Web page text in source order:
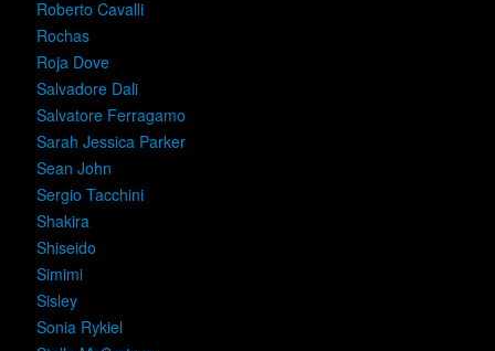
Roberto Cavalli
Rochas
Roja Dove
Salvadore Dali
Salvatore Ferragamo
Sarah Jessica Parker
Sean John
Sergio Tacchini
Shakira
Shiseido
Simimi
Sisley
Sonia Rykiel